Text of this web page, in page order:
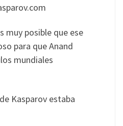
muy posible que ese
para que Anand
mundiales
Kasparov estaba